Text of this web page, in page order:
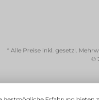
* Alle Preise inkl. gesetzl.
©